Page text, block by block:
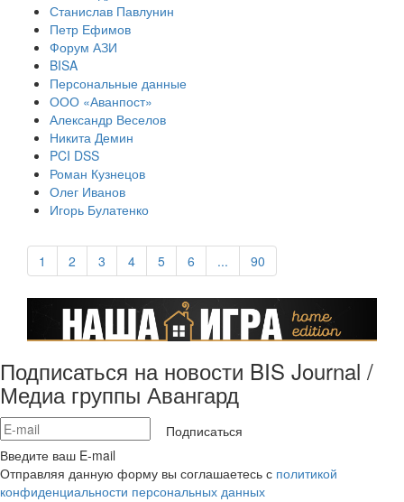
Станислав Павлунин
Петр Ефимов
Форум АЗИ
BISA
Персональные данные
ООО «Аванпост»
Александр Веселов
Никита Демин
PCI DSS
Роман Кузнецов
Олег Иванов
Игорь Булатенко
1 2 3 4 5 6 ... 90
Подписаться на новости BIS Journal /
Медиа группы Авангард
Подписаться
Введите ваш E-mail
Отправляя данную форму вы соглашаетесь с политикой
конфиденциальности персональных данных